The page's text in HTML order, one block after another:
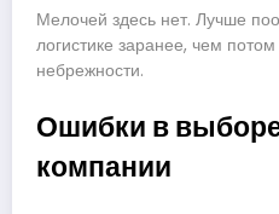
Мелочей здесь нет. Лучше
логистике заранее, чем
небрежности.
Ошибки в
компании